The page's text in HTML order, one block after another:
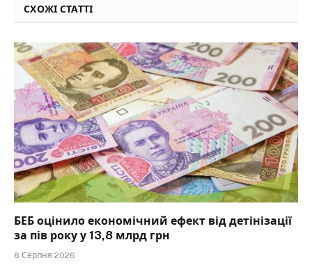
СХОЖІ СТАТТІ
БЕБ оцінило економічний ефект від детінізації
за пів року у 13,8 млрд грн
8 Серпня 2026